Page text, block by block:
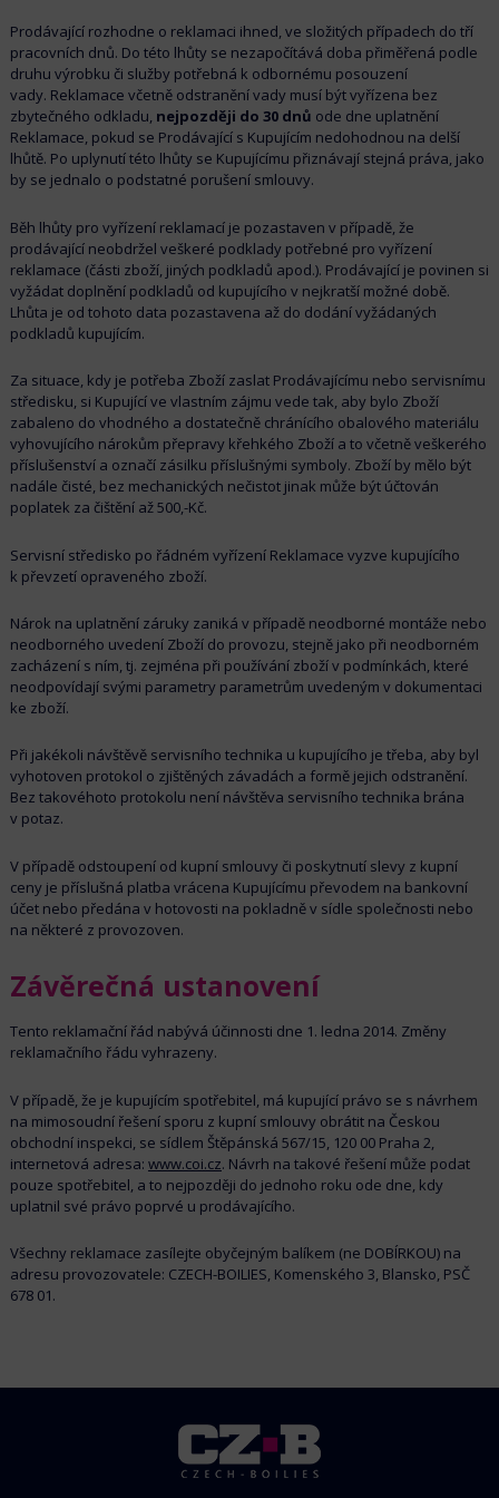
Prodávající rozhodne o reklamaci ihned, ve složitých případech do tří
pracovních dnů. Do této lhůty se nezapočítává doba přiměřená podle
druhu výrobku či služby potřebná k odbornému posouzení
vady. Reklamace včetně odstranění vady musí být vyřízena bez
zbytečného odkladu, nejpozději do 30 dnů ode dne uplatnění
Reklamace, pokud se Prodávající s Kupujícím nedohodnou na delší
lhůtě. Po uplynutí této lhůty se Kupujícímu přiznávají stejná práva, jako
by se jednalo o podstatné porušení smlouvy.
Běh lhůty pro vyřízení reklamací je pozastaven v případě, že
prodávající neobdržel veškeré podklady potřebné pro vyřízení
reklamace (části zboží, jiných podkladů apod.). Prodávající je povinen si
vyžádat doplnění podkladů od kupujícího v nejkratší možné době.
Lhůta je od tohoto data pozastavena až do dodání vyžádaných
podkladů kupujícím.
Za situace, kdy je potřeba Zboží zaslat Prodávajícímu nebo servisnímu
středisku, si Kupující ve vlastním zájmu vede tak, aby bylo Zboží
zabaleno do vhodného a dostatečně chránícího obalového materiálu
vyhovujícího nárokům přepravy křehkého Zboží a to včetně veškerého
příslušenství a označí zásilku příslušnými symboly. Zboží by mělo být
nadále čisté, bez mechanických nečistot jinak může být účtován
poplatek za čištění až 500,-Kč.
Servisní středisko po řádném vyřízení Reklamace vyzve kupujícího
k převzetí opraveného zboží.
Nárok na uplatnění záruky zaniká v případě neodborné montáže nebo
neodborného uvedení Zboží do provozu, stejně jako při neodborném
zacházení s ním, tj. zejména při používání zboží v podmínkách, které
neodpovídají svými parametry parametrům uvedeným v dokumentaci
ke zboží.
Při jakékoli návštěvě servisního technika u kupujícího je třeba, aby byl
vyhotoven protokol o zjištěných závadách a formě jejich odstranění.
Bez takovéhoto protokolu není návštěva servisního technika brána
v potaz.
V případě odstoupení od kupní smlouvy či poskytnutí slevy z kupní
ceny je příslušná platba vrácena Kupujícímu převodem na bankovní
účet nebo předána v hotovosti na pokladně v sídle společnosti nebo
na některé z provozoven.
Závěrečná ustanovení
Tento reklamační řád nabývá účinnosti dne 1. ledna 2014. Změny
reklamačního řádu vyhrazeny.
V případě, že je kupujícím spotřebitel, má kupující právo se s návrhem
na mimosoudní řešení sporu z kupní smlouvy obrátit na Českou
obchodní inspekci, se sídlem Štěpánská 567/15, 120 00 Praha 2,
internetová adresa: www.coi.cz. Návrh na takové řešení může podat
pouze spotřebitel, a to nejpozději do jednoho roku ode dne, kdy
uplatnil své právo poprvé u prodávajícího.
Všechny reklamace zasílejte obyčejným balíkem (ne DOBÍRKOU) na
adresu provozovatele: CZECH-BOILIES, Komenského 3, Blansko, PSČ
678 01.